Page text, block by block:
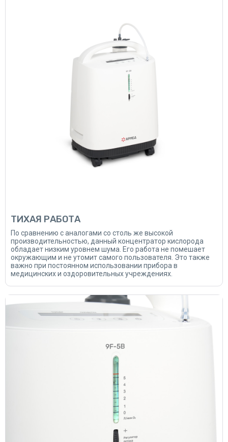
ТИХАЯ РАБОТА
По сравнению с аналогами со столь же высокой
производительностью, данный концентратор кислорода
обладает низким уровнем шума. Его работа не помешает
окружающим и не утомит самого пользователя. Это также
важно при постоянном использовании прибора в
медицинских и оздоровительных учреждениях.